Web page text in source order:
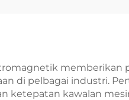
memberikan
di pelbagai industri.
ketepatan kawalan